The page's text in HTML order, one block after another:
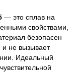
— это сплав на
свойствами,
безопасен
не вызывает
Идеальный